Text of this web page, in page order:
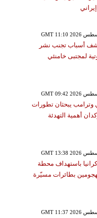
إيراني
أسباب تجنب نشر
لمجتبى خامنئي
وترامب يبحثان تطورات
أهمية التهدئة
باستهداف محطة
بهجومين بطائرات مسيّرة